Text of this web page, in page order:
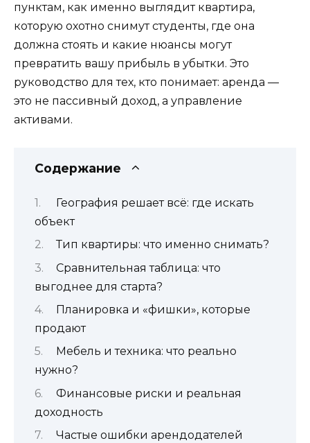
пунктам, как именно выглядит квартира,
которую охотно снимут студенты, где она
должна стоять и какие нюансы могут
превратить вашу прибыль в убытки. Это
руководство для тех, кто понимает: аренда —
это не пассивный доход, а управление
активами.
Содержание
География решает всё: где искать
объект
Тип квартиры: что именно снимать?
Сравнительная таблица: что
выгоднее для старта?
Планировка и «фишки», которые
продают
Мебель и техника: что реально
нужно?
Финансовые риски и реальная
доходность
Частые ошибки арендодателей